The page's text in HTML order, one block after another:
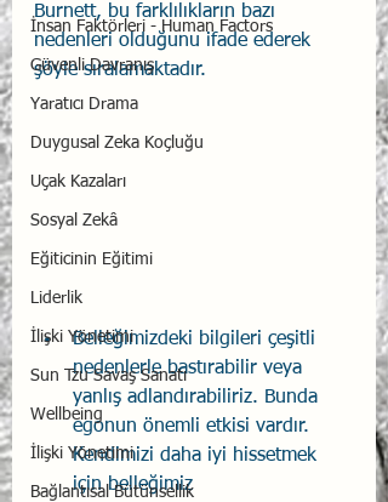
İnsan Faktörleri - Human Factors
Güvenli Davranış
Yaratıcı Drama
Duygusal Zeka Koçluğu
Uçak Kazaları
Sosyal Zekâ
Eğiticinin Eğitimi
Liderlik
İlişki Yönetimi
Sun Tzu Savaş Sanatı
Wellbeing
İlişki Yönetimi
Bağlantısal Bütünsellik
Burnett, bu farklılıkların bazı
nedenleri olduğunu ifade ederek
şöyle sıralamaktadır.
Belleğimizdeki bilgileri çeşitli
nedenlerle bastırabilir veya
yanlış adlandırabiliriz. Bunda
egonun önemli etkisi vardır.
Kendimizi daha iyi hissetmek
için belleğimiz